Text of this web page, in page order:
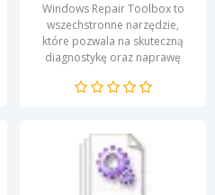
Windows Repair Toolbox to
wszechstronne narzędzie,
które pozwala na skuteczną
diagnostykę oraz naprawę
intuicyjnemu interfejsowi...